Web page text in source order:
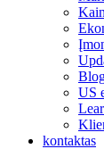
US
kontaktas